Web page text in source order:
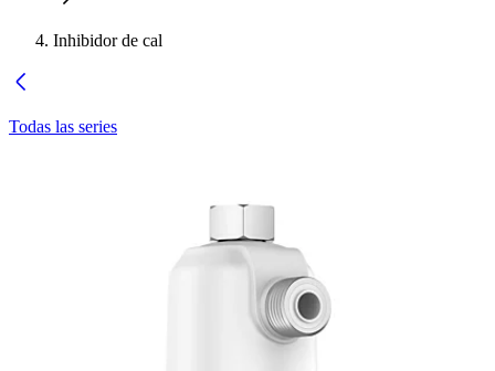
Inhibidor de cal
Todas las series